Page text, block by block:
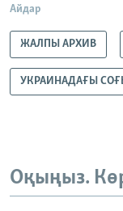
Айдар
ЖАЛПЫ АРХИВ
УКРАИНАДАҒЫ
Оқыңыз.